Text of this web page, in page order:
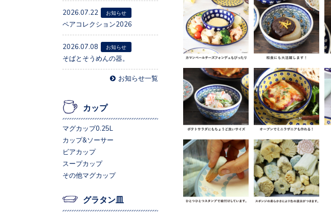
2026.07.22 お知らせ
ペアコレクション2026
2026.07.08 お知らせ
そばとそうめんの器。
お知らせ一覧
カップ
マグカップ0.25L
カップ&ソーサー
ビアカップ
スープカップ
その他マグカップ
グラタン皿